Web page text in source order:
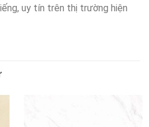
uy tín trên thị trường hiện